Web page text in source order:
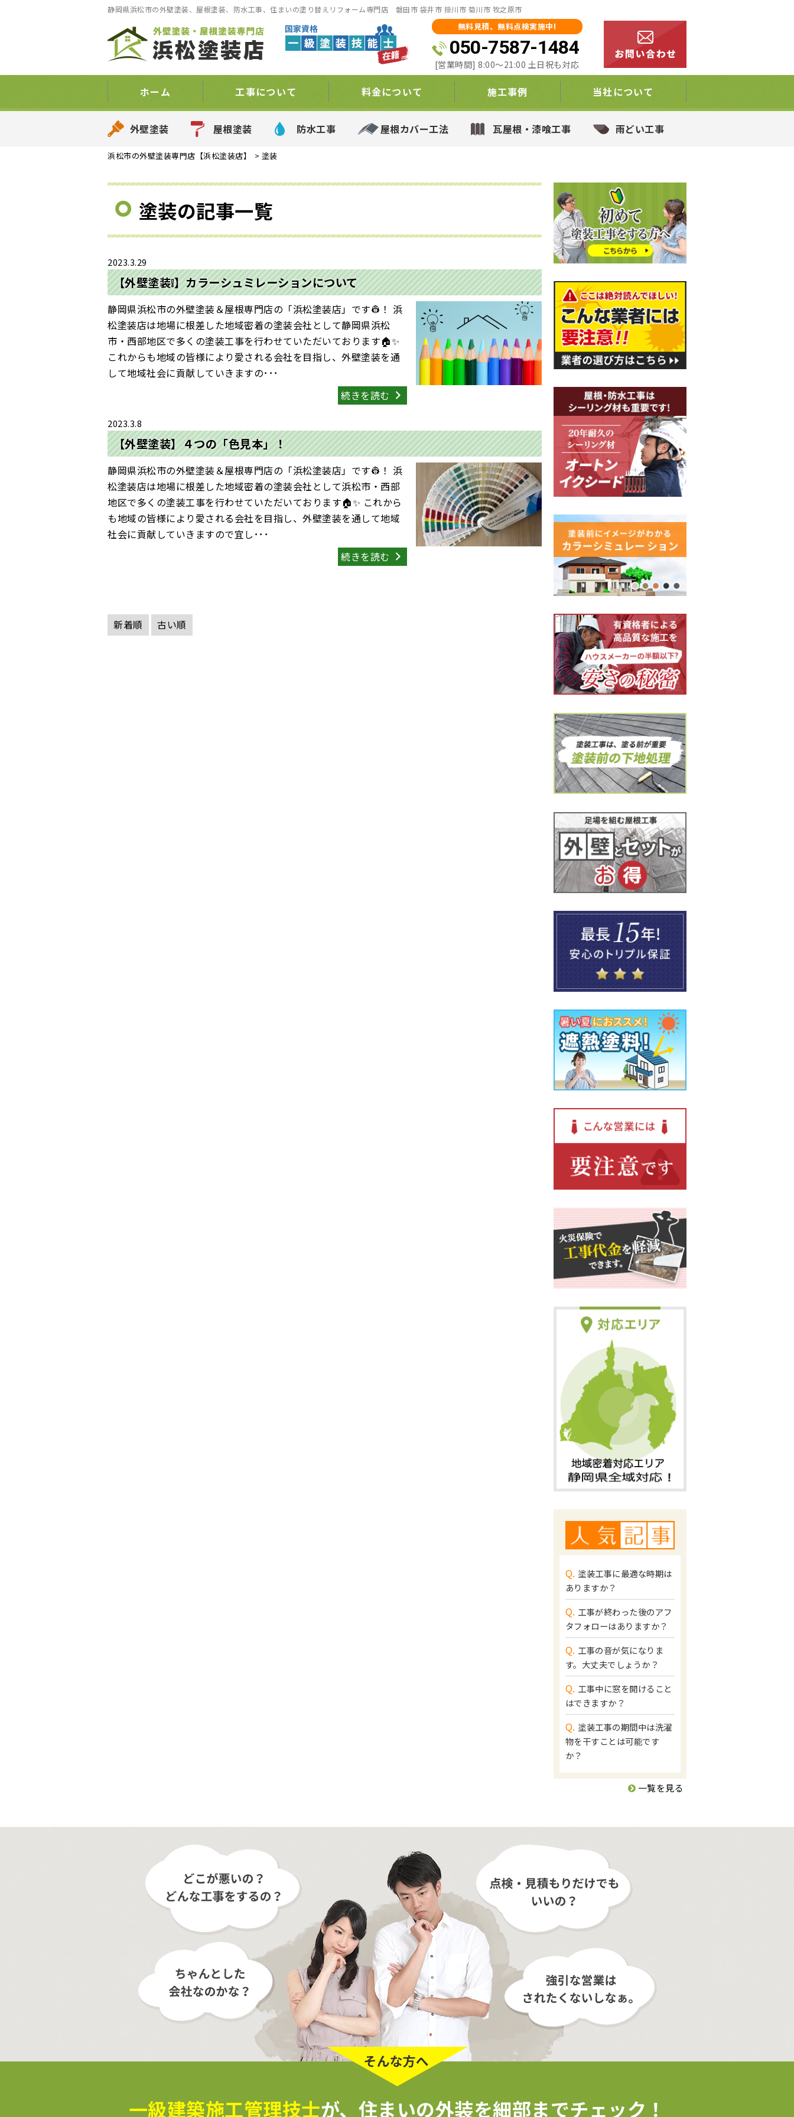
静岡県浜松市の外壁塗装、屋根塗装、防水工事、住まいの塗り替えリフォーム専門店 磐田市 袋井市 掛川市 菊川市 牧之原市
無料見積、無料点検実施中!
050-7587-1484
[営業時間] 8:00～21:00 土日祝も対応
ホーム 工事について 料金について 施工事例 当社について
外壁塗装 屋根塗装 防水工事 屋根カバー工法 瓦屋根・漆喰工事 雨どい工事
浜松市の外壁塗装専門店【浜松塗装店】 > 塗装
塗装の記事一覧
2023.3.29
【外壁塗装❕】カラーシュミレーションについて
静岡県浜松市の外壁塗装＆屋根専門店の「浜松塗装店」です👷！ 浜
松塗装店は地場に根差した地域密着の塗装会社として静岡県浜松
市・西部地区で多くの塗装工事を行わせていただいております🏠✨
これからも地域の皆様により愛される会社を目指し、外壁塗装を通
して地域社会に貢献していきますの･･･
続きを読む
2023.3.8
【外壁塗装】４つの「色見本」！
静岡県浜松市の外壁塗装＆屋根専門店の「浜松塗装店」です👷！ 浜
松塗装店は地場に根差した地域密着の塗装会社として浜松市・西部
地区で多くの塗装工事を行わせていただいております🏠✨ これから
も地域の皆様により愛される会社を目指し、外壁塗装を通して地域
社会に貢献していきますので宜し･･･
続きを読む
新着順 古い順
Q. 塗装工事に最適な時期は
ありますか？
Q. 工事が終わった後のアフ
タフォローはありますか？
Q. 工事の音が気になりま
す。大丈夫でしょうか？
Q. 工事中に窓を開けること
はできますか？
Q. 塗装工事の期間中は洗濯
物を干すことは可能です
か？
一覧を見る
一級建築施工管理技士が、 住まいの外装を細部までチェック！